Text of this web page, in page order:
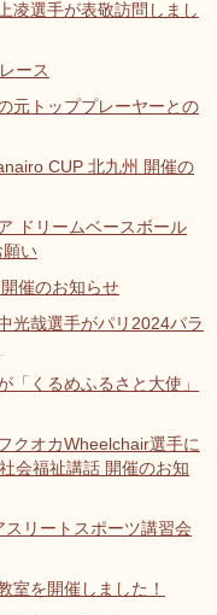
凌選手が表敬訪問しまし
ース
元トッププレーヤーとの
CUP 北九州 開催の
ドリームベースボール
願い
催のお知らせ
光哉選手がパリ2024パラ
くるめふるさと大使」
クオカWheelchair選手に
会福祉講話 開催のお知
リートスポーツ講習会
室を開催しました！